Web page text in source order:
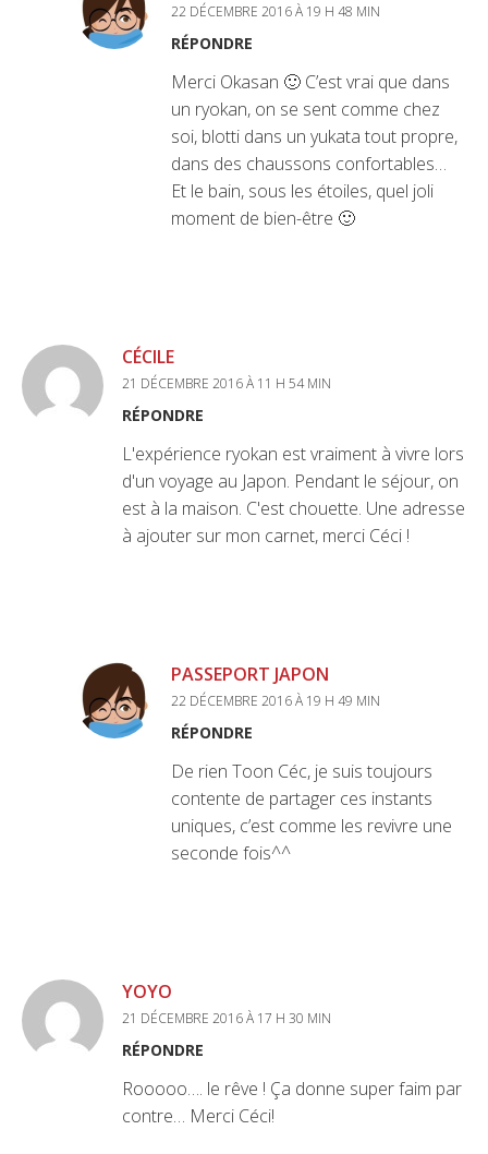
22 DÉCEMBRE 2016 À 19 H 48 MIN
RÉPONDRE
Merci Okasan 🙂 C’est vrai que dans
un ryokan, on se sent comme chez
soi, blotti dans un yukata tout propre,
dans des chaussons confortables…
Et le bain, sous les étoiles, quel joli
moment de bien-être 🙂
CÉCILE
21 DÉCEMBRE 2016 À 11 H 54 MIN
RÉPONDRE
L'expérience ryokan est vraiment à vivre lors
d'un voyage au Japon. Pendant le séjour, on
est à la maison. C'est chouette. Une adresse
à ajouter sur mon carnet, merci Céci !
PASSEPORT JAPON
22 DÉCEMBRE 2016 À 19 H 49 MIN
RÉPONDRE
De rien Toon Céc, je suis toujours
contente de partager ces instants
uniques, c’est comme les revivre une
seconde fois^^
YOYO
21 DÉCEMBRE 2016 À 17 H 30 MIN
RÉPONDRE
Rooooo…. le rêve ! Ça donne super faim par
contre… Merci Céci!